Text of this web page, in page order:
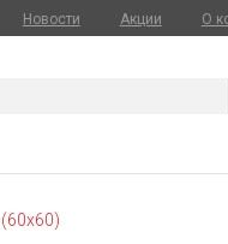
Новости Акции О